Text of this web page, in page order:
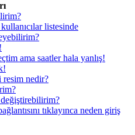
listesinde
ama saatler hala yanlış!
resim nedir?
tıklayınca neden giriş